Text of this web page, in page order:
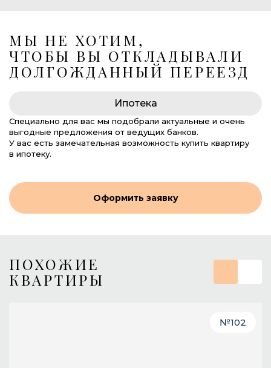
МЫ НЕ ХОТИМ,
ЧТОБЫ ВЫ ОТКЛАДЫВАЛИ
ДОЛГОЖДАННЫЙ ПЕРЕЕЗД
Ипотека
Специально для вас мы подобрали актуальные и очень
выгодные предложения от ведущих банков.
У вас есть замечательная возможность купить квартиру
в ипотеку.
Оформить заявку
ПОХОЖИЕ
КВАРТИРЫ
№102